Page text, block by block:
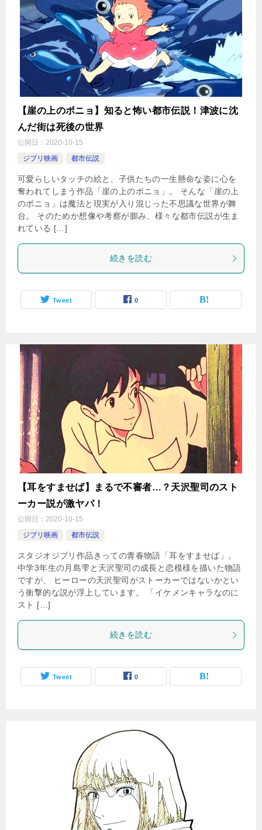
【崖の上のポニョ】知ると怖い都市伝説！津波に沈
んだ街は死後の世界
公開日： 2020-10-15
ジブリ映画
都市伝説
可愛らしいタッチの絵と、子供たちの一生懸命な姿に心を
奪われてしまう作品「崖の上のポニョ」。 そんな「崖の上
のポニョ」は魔法と現実が入り混じった不思議な世界が舞
台。 そのためか想像や考察が膨み、様々な都市伝説が生ま
れている […]
続きを読む
Tweet 0
【耳をすませば】まるで不審者…？天沢聖司のスト
ーカー説が激ヤバ！
公開日： 2020-10-15
ジブリ映画
都市伝説
スタジオジブリ作品きっての青春物語「耳をすませば」。
中学3年生の月島雫と天沢聖司の成長と恋模様を描いた物語
ですが、 ヒーローの天沢聖司がストーカーではないかとい
う衝撃的な説が浮上しています。 「イケメンキャラなのに
スト […]
続きを読む
Tweet 0